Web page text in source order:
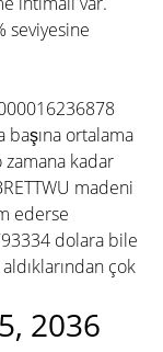
seviyesine
ortalama
zamana kadar
madeni
ederse
dolara bile
çok
2036